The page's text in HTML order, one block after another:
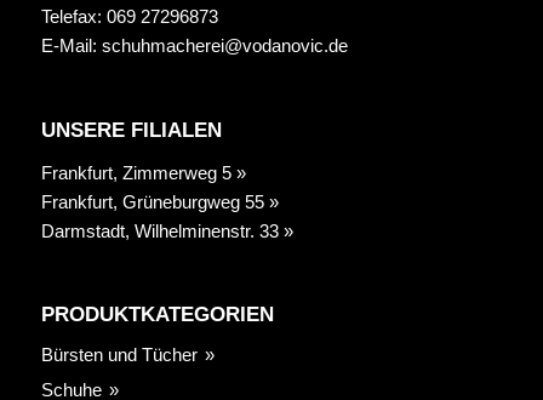
Telefax: 069 27296873
E-Mail: schuhmacherei@vodanovic.de
UNSERE FILIALEN
Frankfurt, Zimmerweg 5 »
Frankfurt, Grüneburgweg 55 »
Darmstadt, Wilhelminenstr. 33 »
PRODUKTKATEGORIEN
Bürsten und Tücher
Schuhe